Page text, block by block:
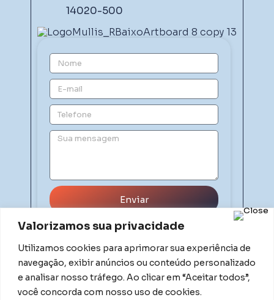
Valorizamos sua privacidade
Utilizamos cookies para aprimorar sua experiência de
navegação, exibir anúncios ou conteúdo personalizado
e analisar nosso tráfego. Ao clicar em “Aceitar todos”,
você concorda com nosso uso de cookies.
14020-500
Enviar